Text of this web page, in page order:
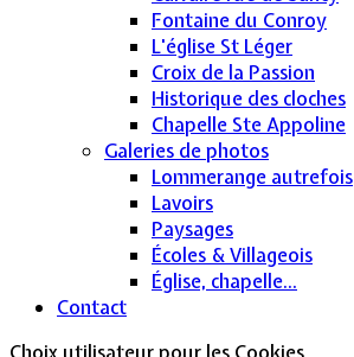
Fontaine du Conroy
L'église St Léger
Croix de la Passion
Historique des cloches
Chapelle Ste Appoline
Galeries de photos
Lommerange autrefois
Lavoirs
Paysages
Écoles & Villageois
Église, chapelle...
Contact